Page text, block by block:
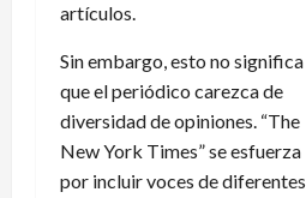
artículos.
Sin embargo, esto no significa
que el periódico carezca de
diversidad de opiniones. “The
New York Times” se esfuerza
por incluir voces de diferentes